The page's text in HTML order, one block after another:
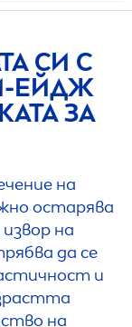
СИ С
ЕЙДЖ
ЗА
на
остарява
на
да се
и
на